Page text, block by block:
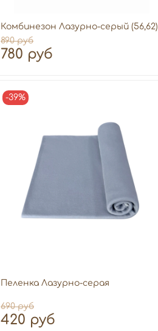
Комбинезон Лазурно-серый (56,62)
890 руб
780 руб
-39%
Пеленка Лазурно-серая
690 руб
420 руб